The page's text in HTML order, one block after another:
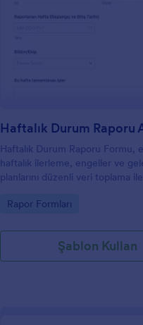
Haftalık Durum Raporu
Haftalık Durum Raporu Formu,
haftalık ilerleme, engeller ve
planlarını düzenli veri toplama
planlamasını kolaylaştırmasına
Go to Category:
Rapor Formları
Şablon Kullan